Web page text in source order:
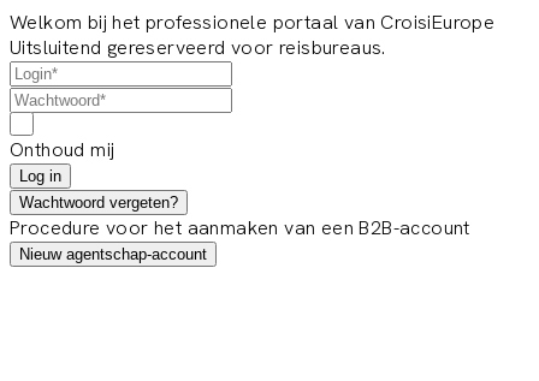
Welkom bij het professionele portaal van CroisiEurope
Uitsluitend gereserveerd voor reisbureaus.
Onthoud mij
Log in
Wachtwoord vergeten?
Procedure voor het aanmaken van een B2B-account
Nieuw agentschap-account